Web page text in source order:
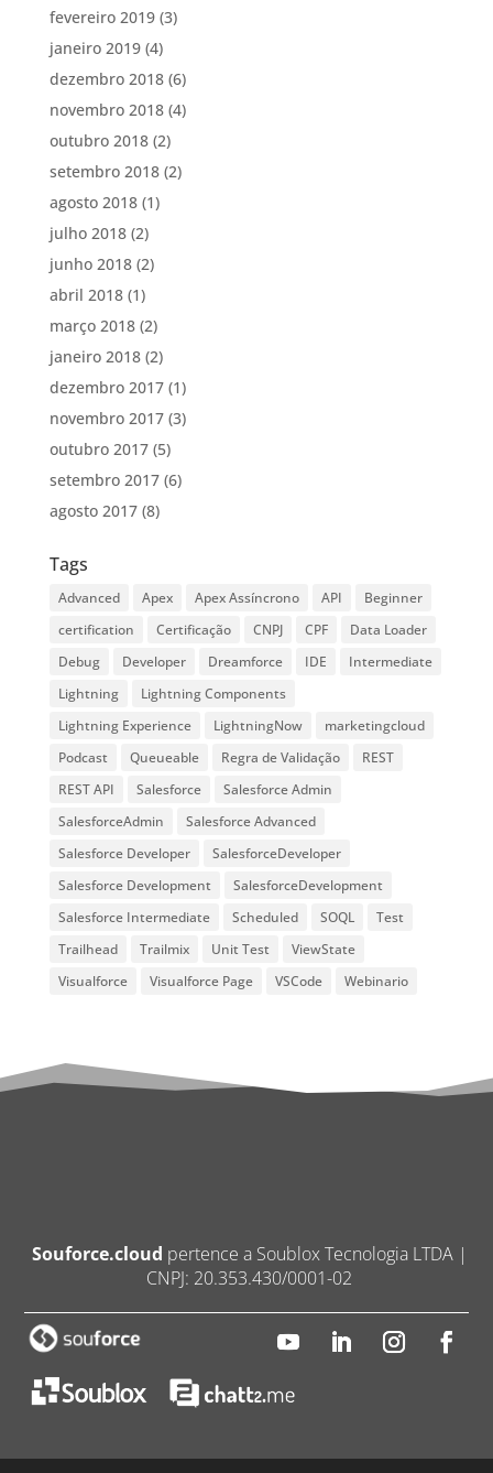
fevereiro 2019(3)
janeiro 2019(4)
dezembro 2018(6)
novembro 2018(4)
outubro 2018(2)
setembro 2018(2)
agosto 2018(1)
julho 2018(2)
junho 2018(2)
abril 2018(1)
março 2018(2)
janeiro 2018(2)
dezembro 2017(1)
novembro 2017(3)
outubro 2017(5)
setembro 2017(6)
agosto 2017(8)
Tags
Advanced Apex Apex Assíncrono API
Beginner
certification
Certificação CNPJ CPF
Data Loader
Debug
Developer Dreamforce IDE
Intermediate
Lightning
Lightning Components
Lightning Experience
LightningNow
marketingcloud
Podcast
Queueable Regra de Validação
REST
REST API
Salesforce
Salesforce Admin
SalesforceAdmin
Salesforce Advanced
Salesforce Developer
SalesforceDeveloper
Salesforce Development
SalesforceDevelopment
Salesforce Intermediate
Scheduled SOQL
Test
Trailhead
Trailmix Unit Test
ViewState
Visualforce
Visualforce Page VSCode Webinario
Souforce.cloud pertence a Soublox Tecnologia LTDA |
CNPJ: 20.353.430/0001-02